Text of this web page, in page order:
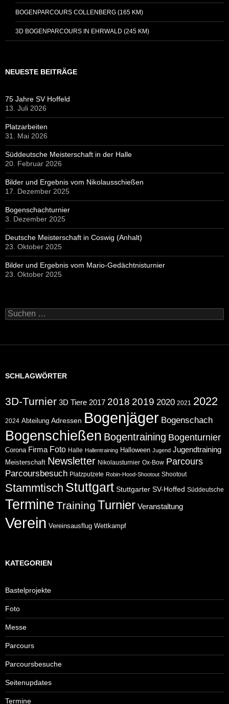
BOGENPARCOURS COLLENBERG (165 KM)
3D BOGENPARCOURS IN EHRWALD (245 KM)
NEUESTE BEITRÄGE
75 Jahre SV Hoffeld
13. Juli 2026
Platzarbeiten
31. Mai 2026
Süddeutsche Meisterschaft in der Halle
20. Februar 2026
Bilder und Ergebnis vom Nikolausschießen
17. Dezember 2025
Bogenschachturnier
3. Dezember 2025
Deutsche Meisterschaft in Coswig (Anhalt)
23. Oktober 2025
Bilder und Ergebnis vom Mario-Gedächtnisturnier
23. Oktober 2025
Suchen
nach:
SCHLAGWÖRTER
3D-Turnier 3D Tiere 2017 2018 2019 2020 2021 2022
2024 Abteilung Adressen Bogenjäger Bogenschach
Bogenschießen Bogentraining Bogenturnier
Corona Firma Foto Halle Hallentraining Halloween Jugend Jugendtraining
Meisterschaft Newsletter Nikolausturnier Ox-Bow Parcours
Parcoursbesuch Platzputzete Robin-Hood-Shootout Shootout
Stammtisch Stuttgart Stuttgarter SV-Hoffed Süddeutsche
Termine Training Turnier Veranstaltung
Verein Vereinsausflug Wettkampf
KATEGORIEN
Bastelprojekte
Foto
Messe
Parcours
Parcoursbesuche
Seitenupdates
Termine